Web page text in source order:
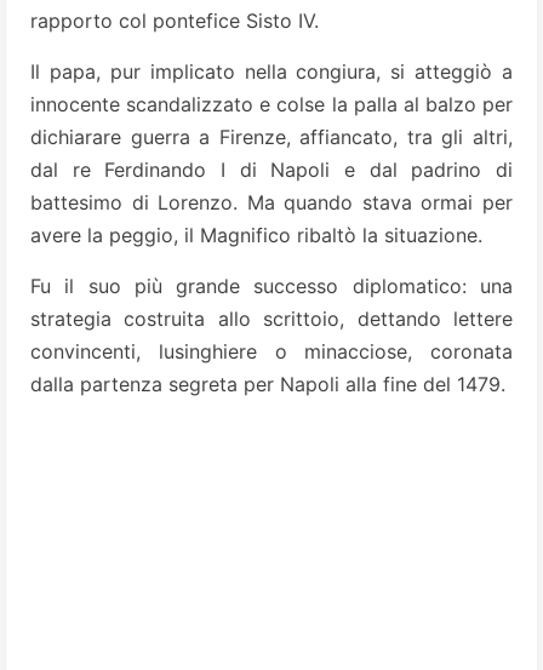
rapporto col pontefice Sisto IV.
Il papa, pur implicato nella congiura, si atteggiò a
innocente scandalizzato e colse la palla al balzo per
dichiarare guerra a Firenze, affiancato, tra gli altri,
dal re Ferdinando I di Napoli e dal padrino di
battesimo di Lorenzo. Ma quando stava ormai per
avere la peggio, il Magnifico ribaltò la situazione.
Fu il suo più grande successo diplomatico: una
strategia costruita allo scrittoio, dettando lettere
convincenti, lusinghiere o minacciose, coronata
dalla partenza segreta per Napoli alla fine del 1479.